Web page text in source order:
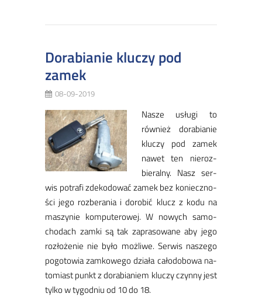
Dorabianie kluczy pod
zamek
08-09-2019
Na­sze usłu­gi to
rów­nież do­ra­bia­nie
klu­czy pod za­mek
na­wet ten nie­roz­
bie­ral­ny. Nasz ser­
wis po­tra­fi zde­ko­do­wać za­mek bez ko­niecz­no­
ści je­go roz­be­ra­nia i do­ro­bić klucz z ko­du na
ma­szy­nie kom­pu­te­ro­wej. W no­wych sa­mo­
cho­dach zam­ki są tak za­pra­so­wa­ne aby je­go
roz­ło­że­nie nie by­ło moż­li­we. Ser­wis na­sze­go
po­go­to­wia zam­ko­we­go dzia­ła ca­ło­do­bo­wa na­
to­miast punkt z do­ra­bia­niem klu­czy czyn­ny jest
tyl­ko w ty­go­dniu od 10 do 18.